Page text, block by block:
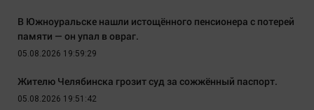
В Южноуральске нашли истощённого пенсионера с потерей
памяти — он упал в овраг.
05.08.2026 19:59:29
Жителю Челябинска грозит суд за сожжённый паспорт.
05.08.2026 19:51:42